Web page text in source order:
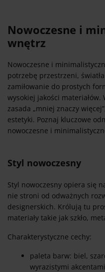
Nowoczesne i
wnętrz
Nowoczesne i
potrzebę przestrzeni,
zamiłowanie do prostych
wysokiej jakości
zasada „mniej znaczy
estetyki. Poznaj kluczowe
nowoczesne i
Styl nowoczesny
Styl nowoczesny opiera się
nie stroni od odważnych
designerskich. Królują tu
materiały takie jak szkło,
Charakterystyczne cechy:
paleta barw: biel,
wyrazistymi